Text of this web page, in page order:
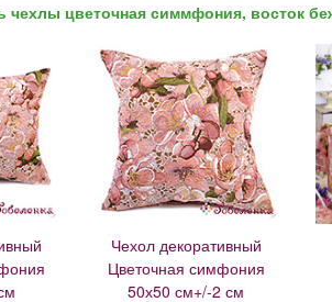
чехлы цветочная симмфония, восток
Чехол декоративный
Цветочная симфония
50х50 см+/-2 см